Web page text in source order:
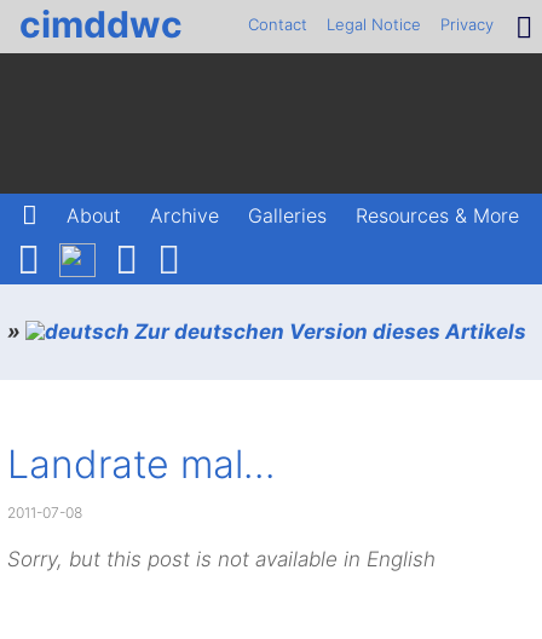
cimddwc Contact Legal Notice Privacy
About Archive Galleries Resources & More
» Zur deutschen Version dieses Artikels
Landrate mal…
2011-07-08
Sorry, but this post is not available in English